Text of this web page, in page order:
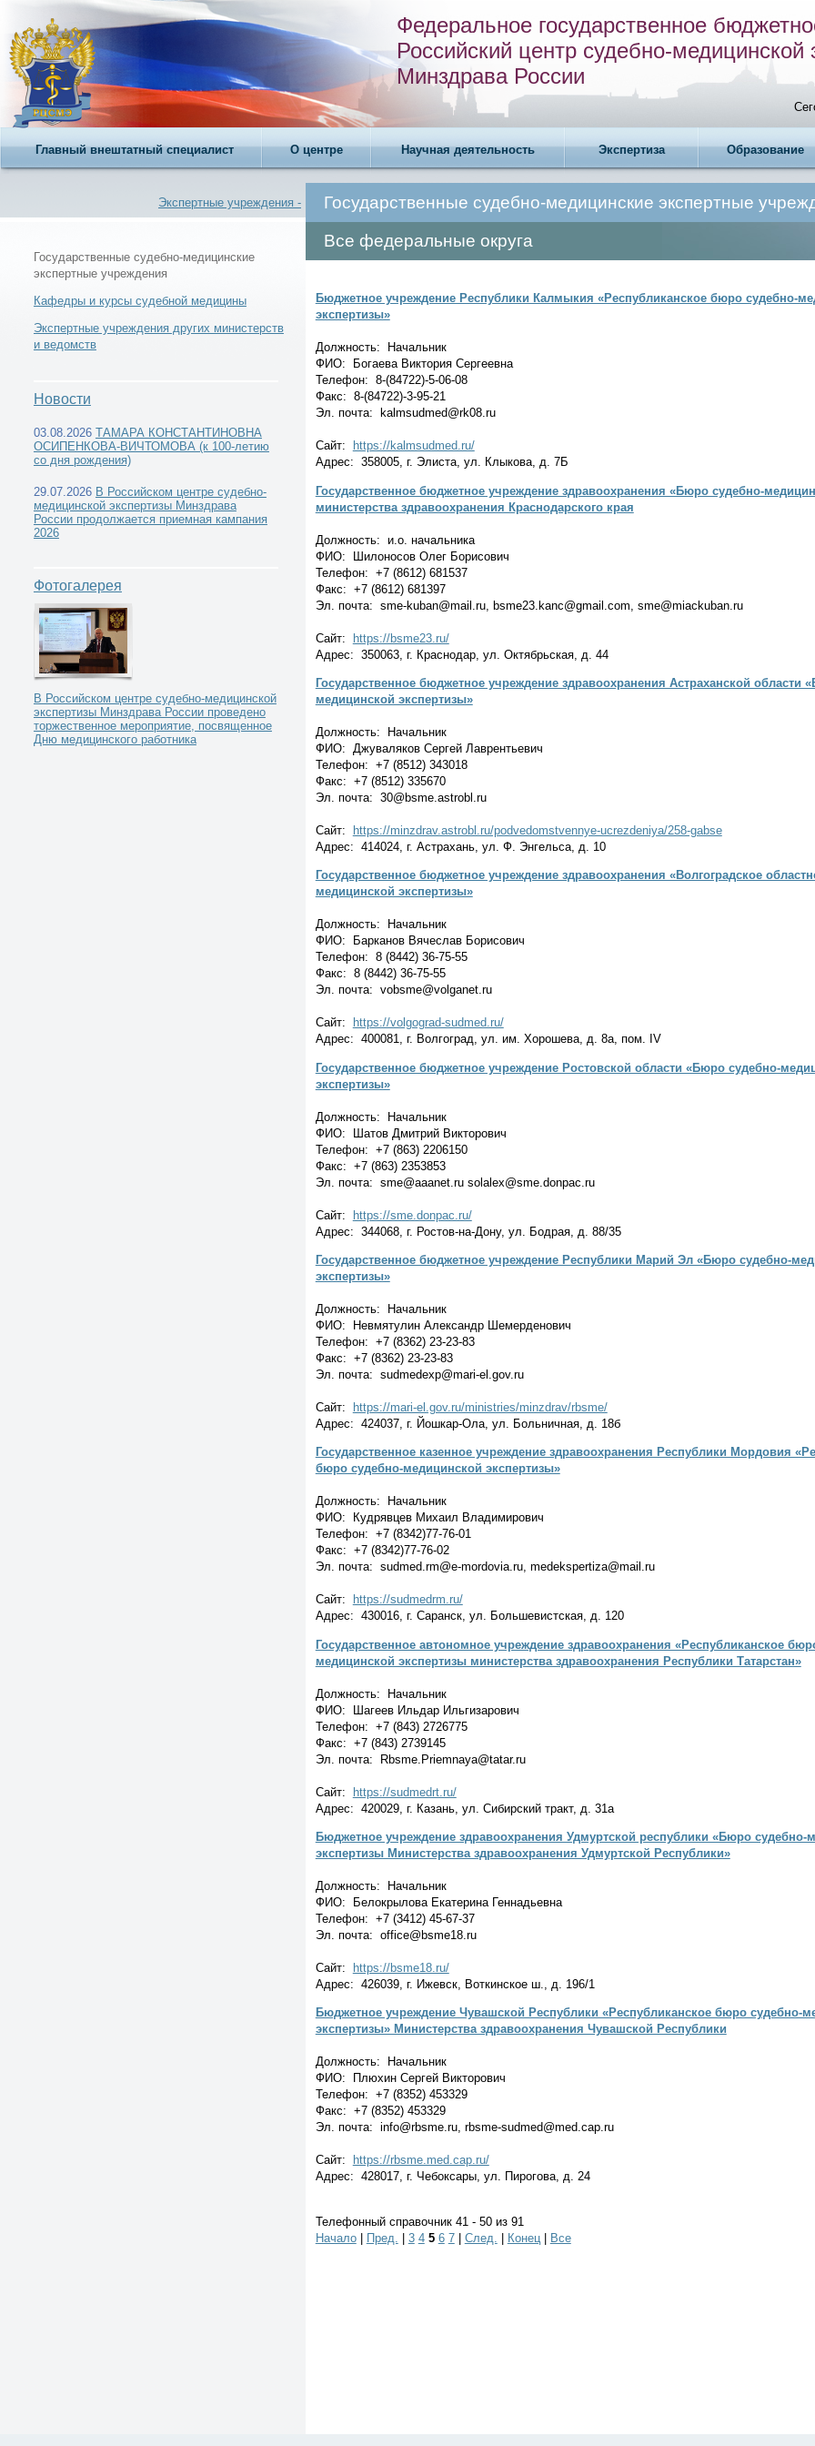
Федеральное государственное
Российский центр судебно-медицинской
Минздрава России
Главный внештатный специалист О центре Научная деятельность Экспертиза Образование
Экспертные учреждения -
Государственные судебно-медицинские экспертные
Государственные судебно-медицинские экспертные
Государственные судебно-медицинские
экспертные учреждения
Кафедры и курсы судебной медицины
Экспертные учреждения других министерств
и ведомств
Новости
03.08.2026 ТАМАРА КОНСТАНТИНОВНА
ОСИПЕНКОВА-ВИЧТОМОВА (к 100-летию
со дня рождения)
29.07.2026 В Российском центре судебно-
медицинской экспертизы Минздрава
России продолжается приемная кампания
2026
Фотогалерея
В Российском центре судебно-медицинской
экспертизы Минздрава России проведено
торжественное мероприятие, посвященное
Дню медицинского работника
Все федеральные округа
Бюджетное учреждение Республики Калмыкия «Республиканское бюро судебно-
экспертизы»
Должность: Начальник
ФИО: Богаева Виктория Сергеевна
Телефон: 8-(84722)-5-06-08
Факс: 8-(84722)-3-95-21
Эл. почта: kalmsudmed@rk08.ru
Сайт:
https://kalmsudmed.ru/
Адрес: 358005, г. Элиста, ул. Клыкова, д. 7Б
Государственное бюджетное учреждение здравоохранения «Бюро судебно-
министерства здравоохранения Краснодарского края
Должность: и.о. начальника
ФИО: Шилоносов Олег Борисович
Телефон: +7 (8612) 681537
Факс: +7 (8612) 681397
Эл. почта: sme-kuban@mail.ru, bsme23.kanc@gmail.com, sme@miackuban.ru
Сайт: https://bsme23.ru/
Адрес: 350063, г. Краснодар, ул. Октябрьская, д. 44
Государственное бюджетное учреждение здравоохранения Астраханской области
медицинской экспертизы»
Должность: Начальник
ФИО: Джуваляков Сергей Лаврентьевич
Телефон: +7 (8512) 343018
Факс: +7 (8512) 335670
Эл. почта: 30@bsme.astrobl.ru
Сайт:
https://minzdrav.astrobl.ru/podvedomstvennye-ucrezdeniya/258-gabse
Адрес: 414024, г. Астрахань, ул. Ф. Энгельса, д. 10
Государственное бюджетное учреждение здравоохранения «Волгоградское
медицинской экспертизы»
Должность: Начальник
ФИО: Барканов Вячеслав Борисович
Телефон: 8 (8442) 36-75-55
Факс: 8 (8442) 36-75-55
Эл. почта: vobsme@volganet.ru
Сайт:
https://volgograd-sudmed.ru/
Адрес: 400081, г. Волгоград, ул. им. Хорошева, д. 8а, пом. IV
Государственное бюджетное учреждение Ростовской области «Бюро судебно-
экспертизы»
Должность: Начальник
ФИО: Шатов Дмитрий Викторович
Телефон: +7 (863) 2206150
Факс: +7 (863) 2353853
Эл. почта: sme@aaanet.ru solalex@sme.donpac.ru
Сайт: https://sme.donpac.ru/
Адрес: 344068, г. Ростов-на-Дону, ул. Бодрая, д. 88/35
Государственное бюджетное учреждение Республики Марий Эл «Бюро судебно-
экспертизы»
Должность: Начальник
ФИО: Невмятулин Александр Шемерденович
Телефон: +7 (8362) 23-23-83
Факс: +7 (8362) 23-23-83
Эл. почта: sudmedexp@mari-el.gov.ru
Сайт:
https://mari-el.gov.ru/ministries/minzdrav/rbsme/
Адрес: 424037, г. Йошкар-Ола, ул. Больничная, д. 18б
Государственное казенное учреждение здравоохранения Республики Мордовия
бюро судебно-медицинской экспертизы»
Должность: Начальник
ФИО: Кудрявцев Михаил Владимирович
Телефон: +7 (8342)77-76-01
Факс: +7 (8342)77-76-02
Эл. почта: sudmed.rm@e-mordovia.ru, medekspertiza@mail.ru
Сайт:
https://sudmedrm.ru/
Адрес: 430016, г. Саранск, ул. Большевистская, д. 120
Государственное автономное учреждение здравоохранения «Республиканское
медицинской экспертизы министерства здравоохранения Республики Татарстан»
Должность: Начальник
ФИО: Шагеев Ильдар Ильгизарович
Телефон: +7 (843) 2726775
Факс: +7 (843) 2739145
Эл. почта: Rbsme.Priemnaya@tatar.ru
Сайт: https://sudmedrt.ru/
Адрес: 420029, г. Казань, ул. Сибирский тракт, д. 31а
Бюджетное учреждение здравоохранения Удмуртской республики «Бюро судебно-
экспертизы Министерства здравоохранения Удмуртской Республики»
Должность: Начальник
ФИО: Белокрылова Екатерина Геннадьевна
Телефон: +7 (3412) 45-67-37
Эл. почта: office@bsme18.ru
Сайт:
https://bsme18.ru/
Адрес: 426039, г. Ижевск, Воткинское ш., д. 196/1
Бюджетное учреждение Чувашской Республики «Республиканское бюро судебно-
экспертизы» Министерства здравоохранения Чувашской Республики
Должность: Начальник
ФИО: Плюхин Сергей Викторович
Телефон: +7 (8352) 453329
Факс: +7 (8352) 453329
Эл. почта: info@rbsme.ru, rbsme-sudmed@med.cap.ru
Сайт:
https://rbsme.med.cap.ru/
Адрес: 428017, г. Чебоксары, ул. Пирогова, д. 24
Телефонный справочник 41 - 50 из 91
Начало| Пред. | 3 4 5 6 7| След. | Конец | Все